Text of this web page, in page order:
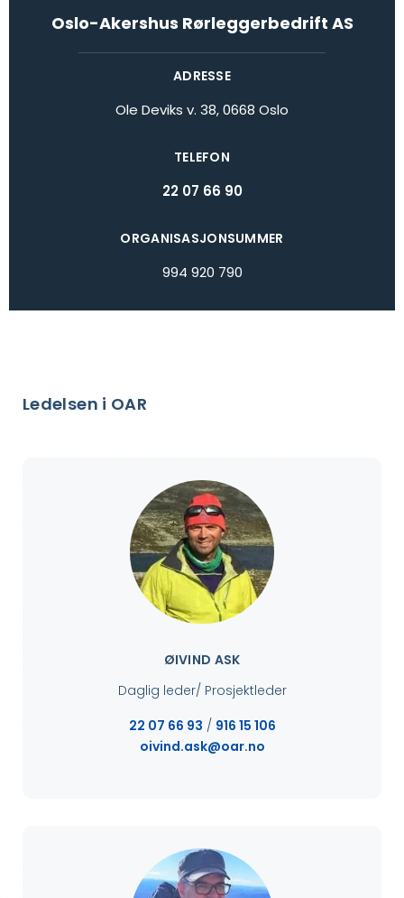
Oslo-Akershus Rørleggerbedrift AS
ADRESSE
Ole Deviks v. 38, 0668 Oslo
TELEFON
22 07 66 90
ORGANISASJONSUMMER
994 920 790
Ledelsen i OAR
ØIVIND ASK
Daglig leder/ Prosjektleder
22 07 66 93 / 916 15 106
oivind.ask@oar.no